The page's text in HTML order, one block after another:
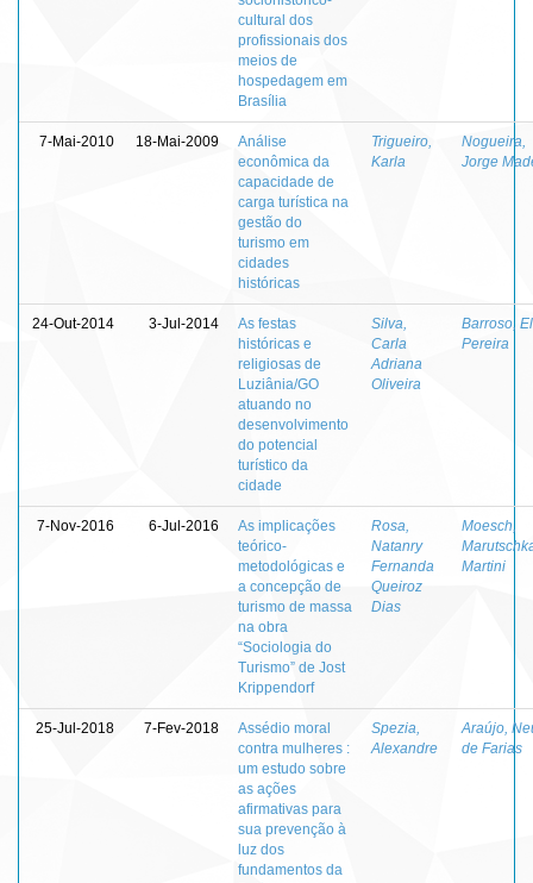
cultural dos
profissionais dos
meios de
hospedagem em
Brasília
7-Mai-2010 18-Mai-2009
Análise
econômica da
capacidade de
carga turística na
gestão do
turismo em
cidades
históricas
Trigueiro,
Karla
Nogueira,
Jorge
24-Out-2014 3-Jul-2014
As festas
históricas e
religiosas de
Luziânia/GO
atuando no
desenvolvimento
do potencial
turístico da
cidade
Silva,
Carla
Adriana
Oliveira
Barroso,
Pereira
7-Nov-2016 6-Jul-2016
As implicações
teórico-
metodológicas e
a concepção de
turismo de massa
na obra
“Sociologia do
Turismo” de Jost
Krippendorf
Rosa,
Natanry
Fernanda
Queiroz
Dias
Moesch,
Martini
25-Jul-2018 7-Fev-2018
Assédio moral
contra mulheres :
um estudo sobre
as ações
afirmativas para
sua prevenção à
luz dos
fundamentos da
Spezia,
Alexandre
Araújo,
de Farias